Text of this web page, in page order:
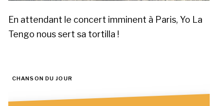
En attendant le concert imminent à Paris, Yo La
Tengo nous sert sa tortilla !
CHANSON DU JOUR